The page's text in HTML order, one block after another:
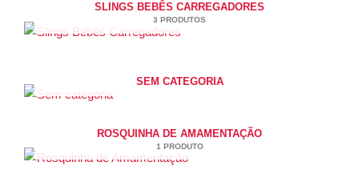
SLINGS BEBÊS CARREGADORES
3 PRODUTOS
SEM CATEGORIA
ROSQUINHA DE AMAMENTAÇÃO
1 PRODUTO